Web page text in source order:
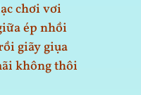
chơi vơi
ép nhồi
giãy giụa
không thôi